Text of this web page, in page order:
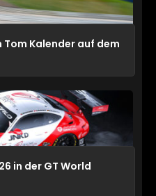
Kalender auf dem
in der GT World